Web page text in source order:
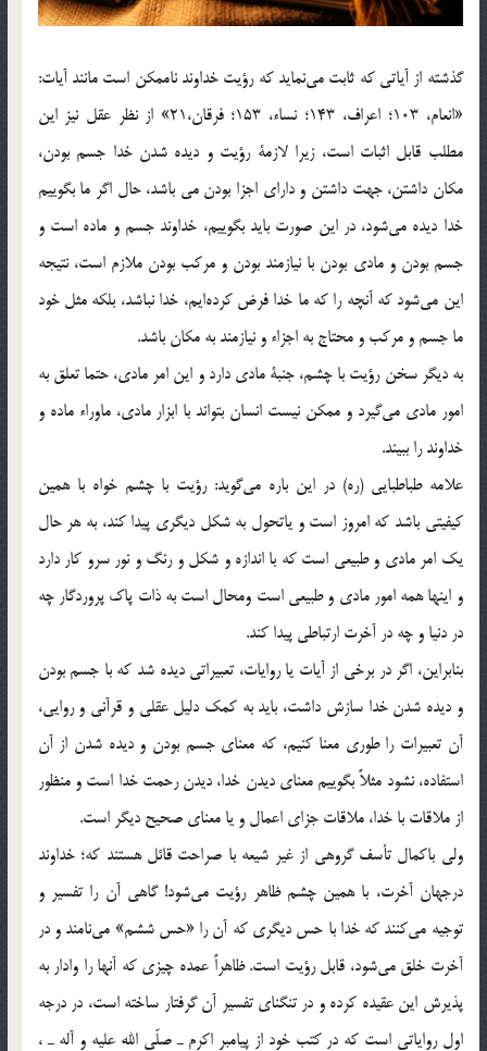
گذشته از آياتي كه ثابت مي‌نمايد كه رؤيت خداوند ناممكن است مانند آيات:
«انعام، 103؛ اعراف، 143؛ نساء، 153؛ فرقان،21» از نظر عقل نيز اين
مطلب قابل اثبات است، زيرا لازمة رؤيت و ديده شدن خدا جسم بودن،
مكان داشتن، جهت داشتن و داراي اجزا بودن مي باشد، حال اگر ما بگوييم
خدا ديده مي‌شود، در اين صورت بايد بگوييم، خداوند جسم و ماده است و
جسم بودن و مادي بودن با نيازمند بودن و مركب بودن ملازم است، نتيجه
اين مي‌شود كه آنچه را كه ما خدا فرض كرده‌ايم، خدا نباشد، بلكه مثل خود
ما جسم و مركب و محتاج به اجزاء و نيازمند به مكان باشد.
به ديگر سخن رؤيت با چشم، جنبة مادي دارد و اين امر مادي، حتما تعلق به
امور مادي مي‌گيرد و ممكن نيست انسان بتواند با ابزار مادي، ماوراء ماده و
خداوند را ببيند.
علامه طباطبايي (ره) در اين باره مي‌گويد: رؤيت با چشم خواه با همين
كيفيتي باشد كه امروز است و ياتحول به شكل‌ ديگري پيدا كند، به هر حال
يك امر مادي و طبيعي است كه با اندازه و شكل و رنگ و نور سرو كار دارد
و اينها همه امور مادي و طبيعي است ومحال است به ذات پاك پروردگار چه
در دنيا و چه در آخرت ارتباطي پيدا كند.
بنابراين، اگر در برخي از آيات يا روايات، تعبيراتي ديده ‌شد كه با جسم بودن
و ديده شدن خدا سازش داشت، بايد به كمك دليل عقلي و قرآني و روايي،
آن تعبيرات را طوري معنا كنيم، كه معناي جسم بودن و ديده شدن از آن
استفاده، نشود مثلاً بگوييم معناي ديدن خدا، ديدن رحمت خدا است و منظور
از ملاقات با خدا، ملاقات جزاي اعمال و يا معناي صحيح ديگر است.
ولي باكمال تأسف گروهي از غير شيعه با صراحت قائل هستند كه؛ خداوند
درجهان آخرت، با همين چشم ظاهر رؤيت مي‌شود! گاهي آن را تفسير و
توجيه مي‌كنند كه خدا با حس ديگري كه آن را «حس ششم» مي‌نامند و در
آخرت خلق مي‌شود، قابل رؤيت است. ظاهراً عمده چيزي كه آنها را وادار به
پذيرش اين عقيده كرده و در تنگناي تفسير آن گرفتار ساخته است، در درجه
اول رواياتي است كه در كتب خود از پيامبر اكرم ـ صلّي الله عليه و آله ـ ،